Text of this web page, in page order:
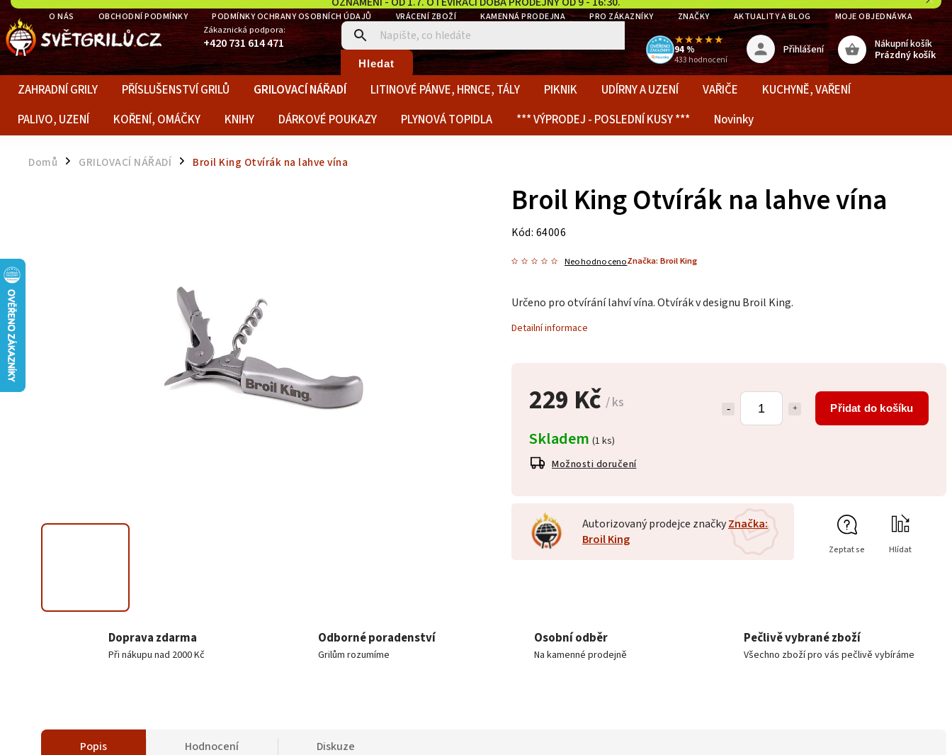
O NÁS OBCHODNÍ PODMÍNKY PODMÍNKY OCHRANY OSOBNÍCH ÚDAJŮ VRÁCENÍ ZBOŽÍ KAMENNÁ PRODEJNA PRO ZÁKAZNÍKY ZNAČKY AKTUALITY A BLOG MOJE OBJEDNÁVKA
Zákaznická podpora:
+420 731 614 471
Hledat
★★★★★
94 %
433 hodnocení
Nákupní košík
Prázdný košík
Přihlášení
ZAHRADNÍ GRILY PŘÍSLUŠENSTVÍ GRILŮ GRILOVACÍ NÁŘADÍ LITINOVÉ PÁNVE, HRNCE, TÁLY PIKNIK UDÍRNY A UZENÍ VAŘIČE
KUCHYNĚ, VAŘENÍ
PALIVO, UZENÍ
KOŘENÍ, OMÁČKY KNIHY DÁRKOVÉ POUKAZY PLYNOVÁ TOPIDLA *** VÝPRODEJ - POSLEDNÍ KUSY *** Novinky
Domů / GRILOVACÍ NÁŘADÍ / Broil King Otvírák na lahve vína
229 Kč / ks Přidat do košíku
Skladem (1 ks)
Možnosti doručení
Broil King Otvírák na lahve vína
Kód: 64006
NeohodnocenoZnačka:Broil King
Určeno pro otvírání lahví vína. Otvírák v designu Broil King.
Detailní informace
Autorizovaný prodejce značkyZnačka:
Broil King
Zeptat se Hlídat
Doprava zdarma
Při nákupu nad 2000 Kč
Odborné poradenství
Grilům rozumíme
Osobní odběr
Na kamenné prodejně
Pečlivě vybrané zboží
Všechno zboží pro vás pečlivě vybíráme
Popis Hodnocení Diskuze